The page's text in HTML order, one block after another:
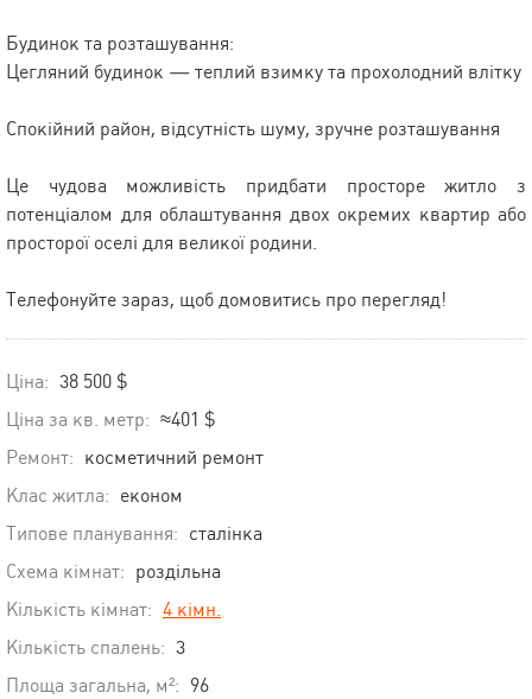
Будинок та розташування:
Цегляний будинок — теплий взимку та прохолодний влітку
Спокійний район, відсутність шуму, зручне розташування
Це чудова можливість придбати просторе житло з
потенціалом для облаштування двох окремих квартир або
просторої оселі для великої родини.
Телефонуйте зараз, щоб домовитись про перегляд!
Ціна: 38 500 $
Ціна за кв. метр: ≈401 $
Ремонт: косметичний ремонт
Клас житла: економ
Типове планування: сталінка
Схема кімнат: роздільна
Кількість кімнат: 4 кімн.
Кількість спалень: 3
Площа загальна, м²: 96